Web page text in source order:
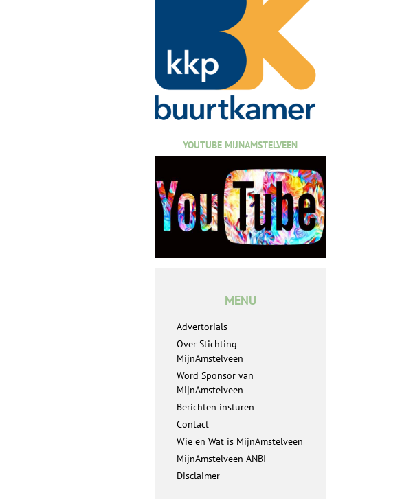
YOUTUBE MIJNAMSTELVEEN
MENU
Advertorials
Over Stichting
MijnAmstelveen
Word Sponsor van
MijnAmstelveen
Berichten insturen
Contact
Wie en Wat is MijnAmstelveen
MijnAmstelveen ANBI
Disclaimer